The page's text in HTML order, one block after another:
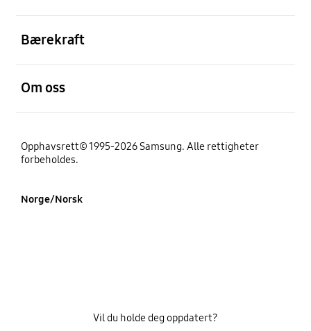
Bærekraft
Om oss
Opphavsrett© 1995-2026 Samsung. Alle rettigheter
forbeholdes.
Norge/Norsk
Vil du holde deg oppdatert?